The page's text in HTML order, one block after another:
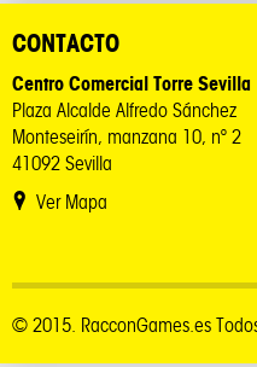
CONTACTO
Centro Comercial Torre Sevilla
Plaza Alcalde Alfredo Sánchez
Monteseirín, manzana 10, nº 2
41092 Sevilla
Ver Mapa
© 2015. RacconGames.es